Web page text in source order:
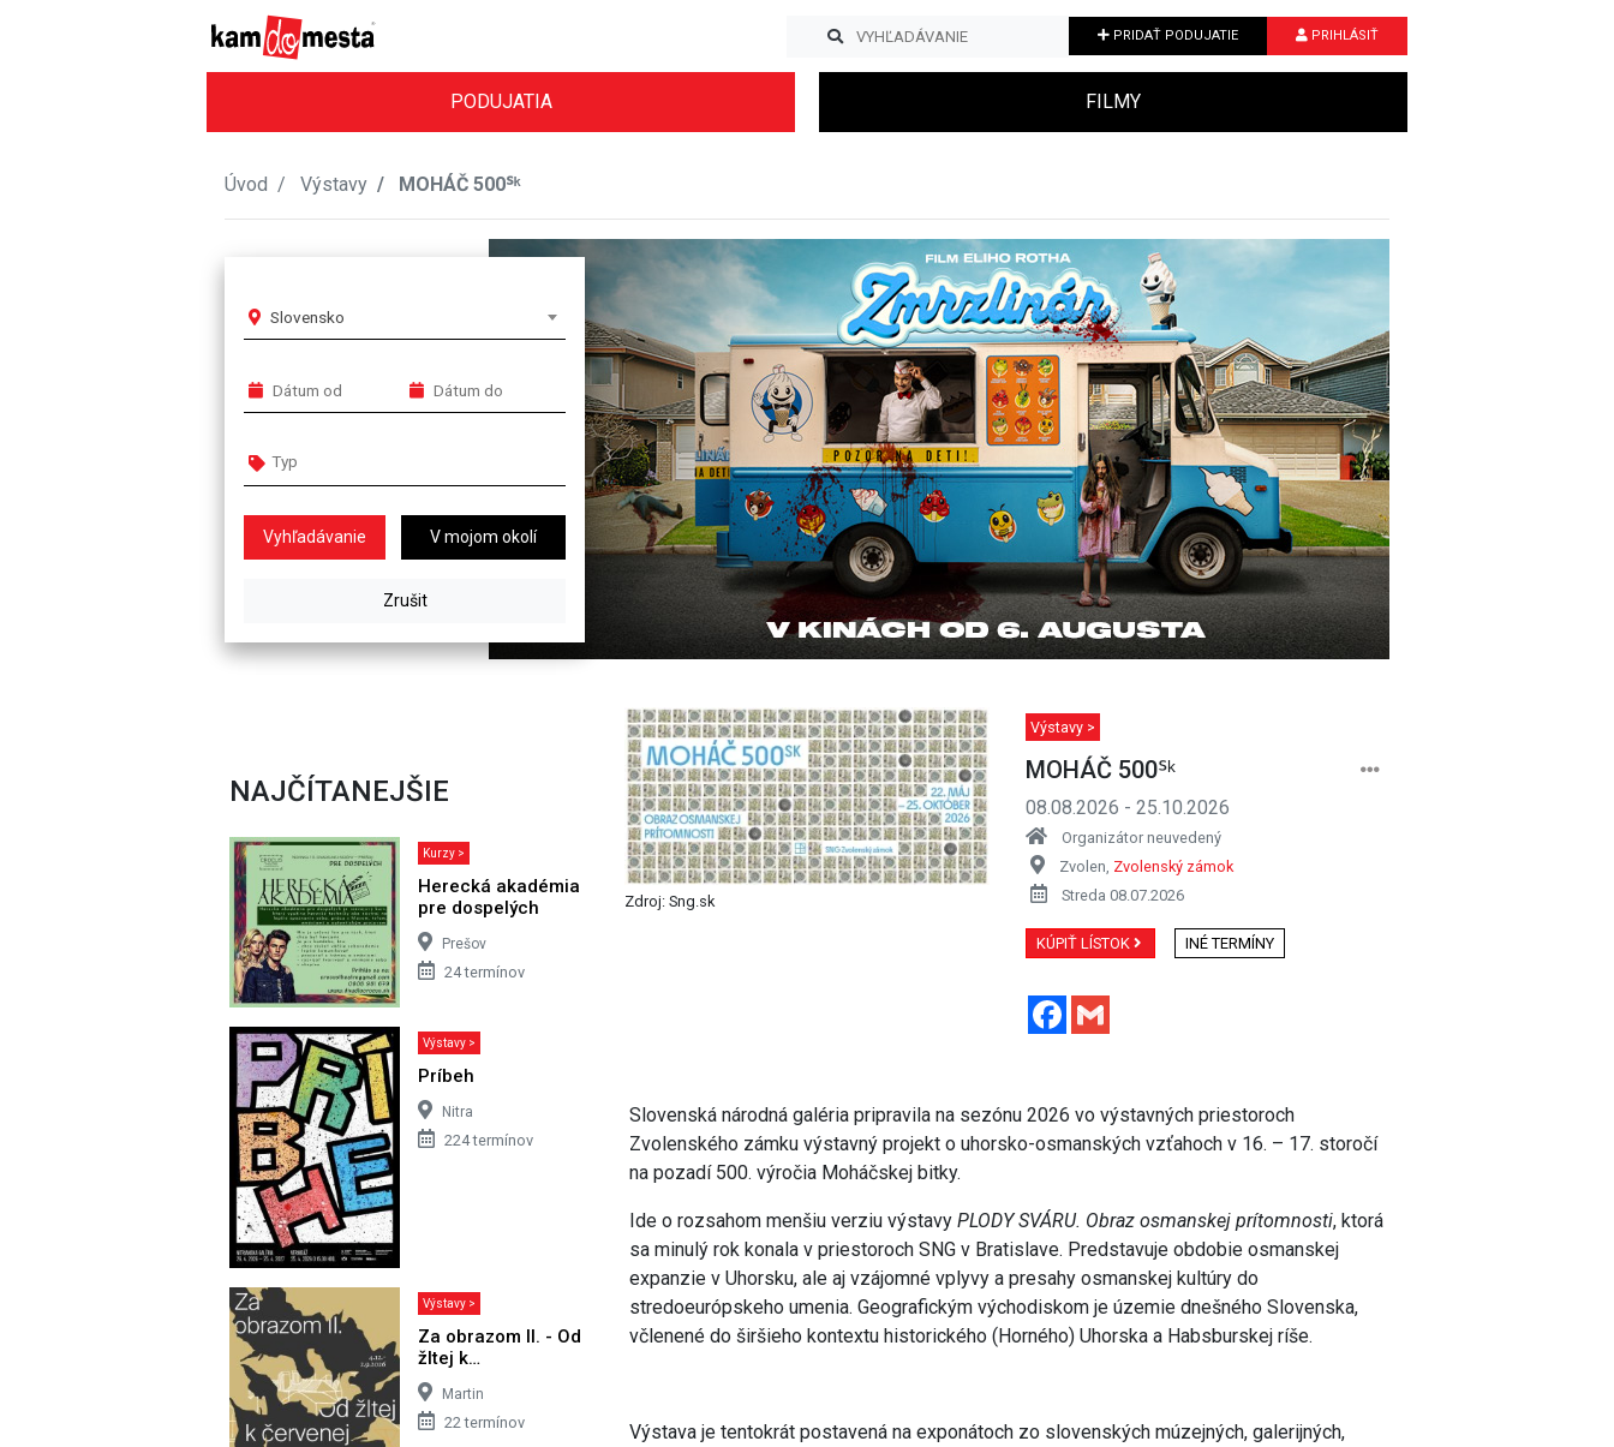
PRIDAŤ PODUJATIE PRIHLÁSIŤ
PODUJATIA FILMY
Úvod Výstavy MOHÁČ 500ᔆᵏ
Slovensko
V mojom okolí
Previous Next
NAJČÍTANEJŠIE
Kurzy >
Herecká akadémia
pre dospelých
Prešov
24 termínov
Výstavy >
Príbeh
Nitra
224 termínov
Výstavy >
Za obrazom II. - Od
žltej k…
Martin
22 termínov
Zdroj: Sng.sk
Výstavy >
MOHÁČ 500ᔆᵏ
08.08.2026 - 25.10.2026
Organizátor neuvedený
Zvolen, Zvolenský zámok
Streda 08.07.2026
KÚPIŤ LÍSTOK INÉ TERMÍNY
Facebook
Slovenská národná galéria pripravila na sezónu 2026 vo výstavných priestoroch
Zvolenského zámku výstavný projekt o uhorsko-osmanských vzťahoch v 16. – 17. storočí
na pozadí 500. výročia Moháčskej bitky.
Ide o rozsahom menšiu verziu výstavyPLODY SVÁRU. Obraz osmanskej prítomnosti, ktorá
sa minulý rok konala v priestoroch SNG v Bratislave. Predstavuje obdobie osmanskej
expanzie v Uhorsku, ale aj vzájomné vplyvy a presahy osmanskej kultúry do
stredoeurópskeho umenia. Geografickým východiskom je územie dnešného Slovenska,
včlenené do širšieho kontextu historického (Horného) Uhorska a Habsburskej ríše.
Výstava je tentokrát postavená na exponátoch zo slovenských múzejných, galerijných,